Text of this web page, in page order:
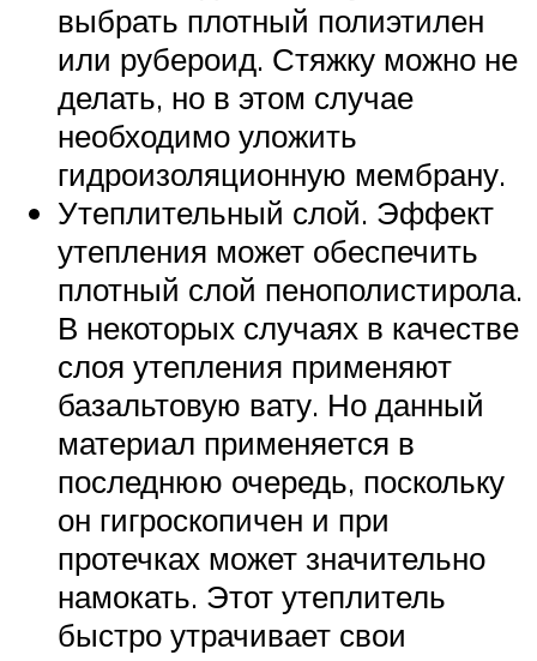
выбрать плотный полиэтилен
или рубероид. Стяжку можно не
делать, но в этом случае
необходимо уложить
гидроизоляционную мембрану.
Утеплительный слой. Эффект
утепления может обеспечить
плотный слой пенополистирола.
В некоторых случаях в качестве
слоя утепления применяют
базальтовую вату. Но данный
материал применяется в
последнюю очередь, поскольку
он гигроскопичен и при
протечках может значительно
намокать. Этот утеплитель
быстро утрачивает свои